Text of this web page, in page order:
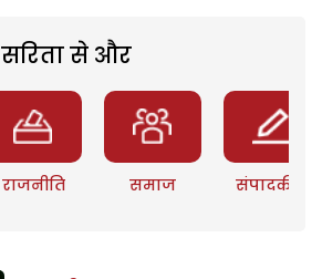
सरिता से और
राजनीति समाज संपादकीय